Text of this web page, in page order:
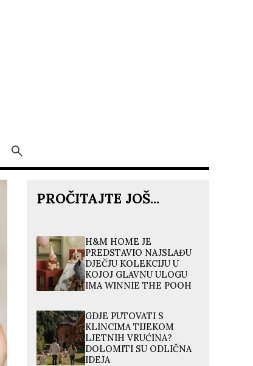
PROČITAJTE JOŠ...
H&M HOME JE
PREDSTAVIO NAJSLAĐU
DJEČJU KOLEKCIJU U
KOJOJ GLAVNU ULOGU
IMA WINNIE THE POOH
GDJE PUTOVATI S
KLINCIMA TIJEKOM
LJETNIH VRUĆINA?
DOLOMITI SU ODLIČNA
IDEJA